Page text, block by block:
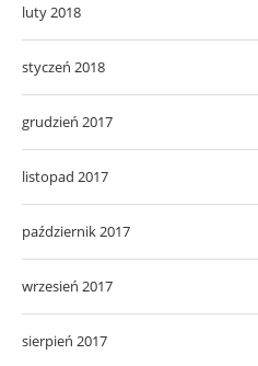
luty 2018
styczeń 2018
grudzień 2017
listopad 2017
październik 2017
wrzesień 2017
sierpień 2017